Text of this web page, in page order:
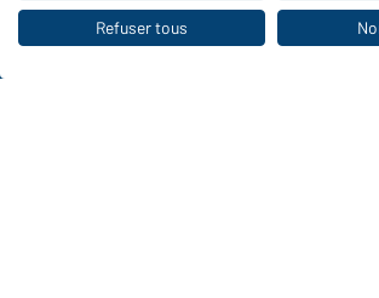
WORKWEAR
Le choix idéal pour les professionnels
Refuser tous